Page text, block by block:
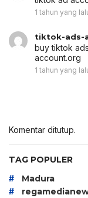
1 tahun yang
tiktok-ads-
buy tiktok
account.org
1 tahun yang
Komentar ditutup.
TAG POPULER
# Madura
#